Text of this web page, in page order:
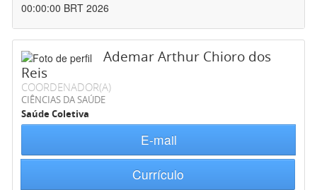
00:00:00 BRT 2026
Ademar Arthur Chioro dos
Reis
COORDENADOR(A)
CIÊNCIAS DA SAÚDE
Saúde Coletiva
E-mail
Currículo